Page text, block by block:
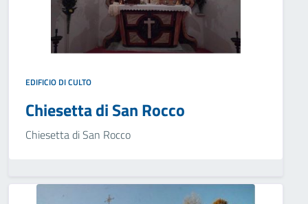
EDIFICIO DI CULTO
Chiesetta di San Rocco
Chiesetta di San Rocco